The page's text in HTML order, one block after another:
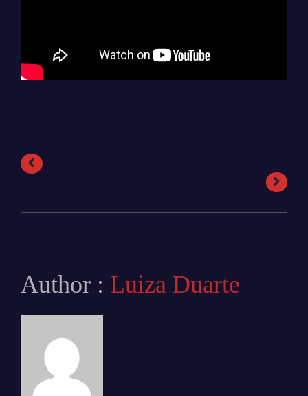
Author : Luiza Duarte